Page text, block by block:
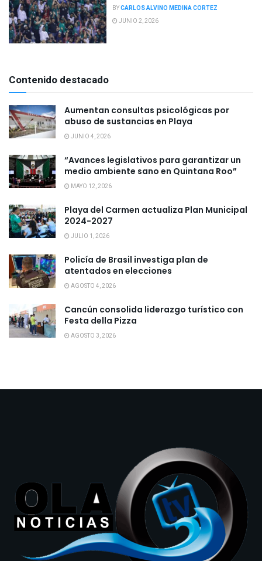
BYCARLOS ALVINO MEDINA CORTEZ
JUNIO 2, 2026
Contenido destacado
Aumentan consultas psicológicas por
abuso de sustancias en Playa
JUNIO 4, 2026
“Avances legislativos para garantizar un
medio ambiente sano en Quintana Roo”
MAYO 12, 2026
Playa del Carmen actualiza Plan Municipal
2024-2027
JULIO 1, 2026
Policía de Brasil investiga plan de
atentados en elecciones
AGOSTO 4, 2026
Cancún consolida liderazgo turístico con
Festa della Pizza
AGOSTO 3, 2026